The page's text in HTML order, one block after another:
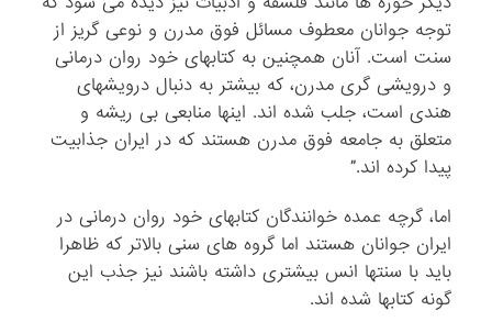
توجه جوانان معطوف مسائل فوق مدرن و نوعی گریز از
سنت است. آنان همچنین به کتابهای خود روان درمانی
و درویشی گری مدرن، که بیشتر به دنبال درویشهای
هندی است، جلب شده اند. اینها منابعی بی ریشه و
متعلق به جامعه فوق مدرن هستند که در ایران جذابیت
پیدا کرده اند.”
اما، گرچه عمده خوانندگان کتابهای خود روان درمانی در
ایران جوانان هستند اما گروه های سنی بالاتر که ظاهرا
باید با سنتها انس بیشتری داشته باشند نیز جذب این
گونه کتابها شده اند.